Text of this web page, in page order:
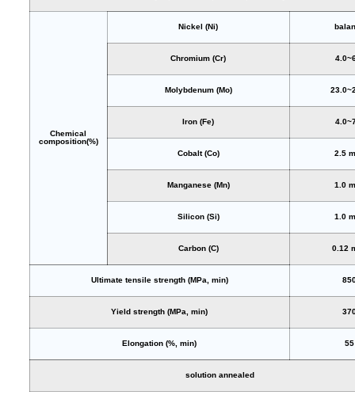
Chemical
composition(%)
Nickel (Ni)
Chromium (Cr)
Molybdenum (Mo)
Iron (Fe)
Cobalt (Co) 2.5
Manganese (Mn) 1.0
Silicon (Si) 1.0
Carbon (C) 0.12
Ultimate tensile strength (MPa, min)
Yield strength (MPa, min)
Elongation (%, min) 55
solution annealed